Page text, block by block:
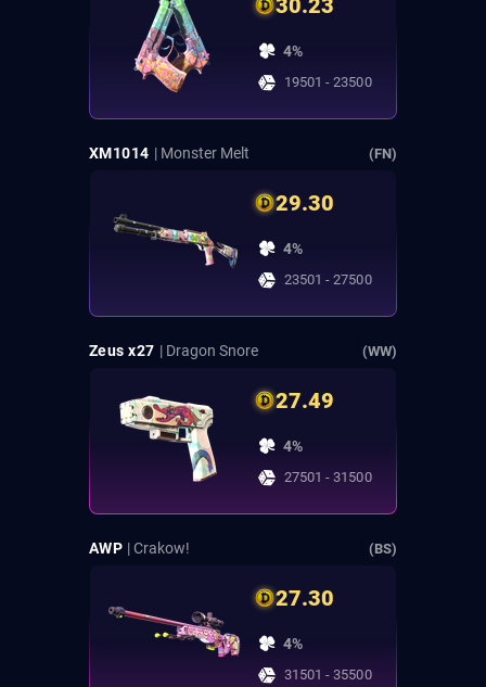
30.23
4%
19501 - 23500
XM1014 | Monster Melt (FN)
29.30
4%
23501 - 27500
Zeus x27 | Dragon Snore (WW)
27.49
4%
27501 - 31500
AWP | Crakow! (BS)
27.30
4%
31501 - 35500